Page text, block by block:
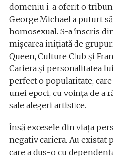
domeniu i-a oferit o
George Michael a puturt
homosexual. S-a înscris
mişcarea iniţiată de
Queen, Culture Club şi
Cariera şi personalitatea
perfect o popularitate,
unei epoci, cu voinţa de a
sale alegeri artistice.
Însă excesele din viaţa
negativ cariera. Au existat
care a dus-o cu